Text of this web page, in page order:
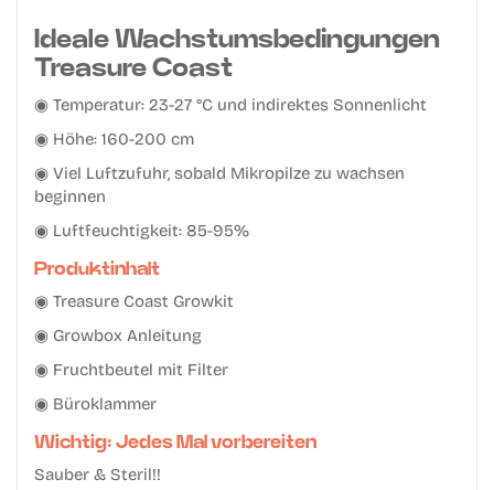
Ideale Wachstumsbedingungen
Treasure Coast
◉ Temperatur: 23-27 °C und indirektes Sonnenlicht
◉ Höhe: 160-200 cm
◉ Viel Luftzufuhr, sobald Mikropilze zu wachsen
beginnen
◉ Luftfeuchtigkeit: 85-95%
Produktinhalt
◉ Treasure Coast Growkit
◉ Growbox Anleitung
◉ Fruchtbeutel mit Filter
◉ Büroklammer
Wichtig: Jedes Mal vorbereiten
Sauber & Steril!!